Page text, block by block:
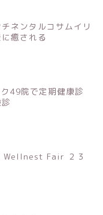
ネンタルコサムイリ
癒される
49院で定期健康診
Fair ２３